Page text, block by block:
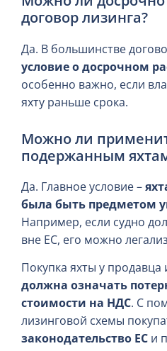
договор лизинга?
Да. В большинстве
условие о досрочном
особенно важно, если
яхту раньше срока.
Можно ли
подержанным
Да. Главное условие –
была быть предметом
Например, если судно
вне ЕС, его можно
Покупка яхты у продавца
должна означать
стоимости на НДС. С
лизинговой схемы
законодательство ЕС и